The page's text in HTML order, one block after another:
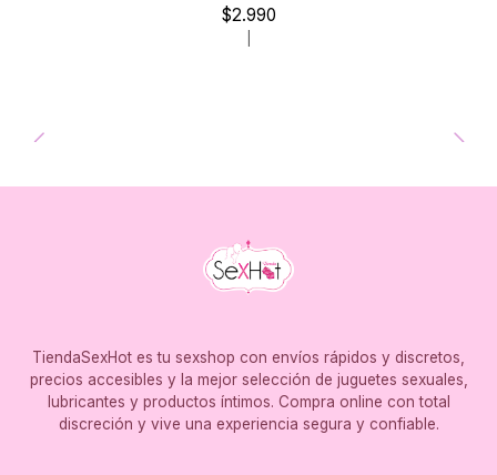
$2.990
TiendaSexHot es tu sexshop con envíos rápidos y discretos,
precios accesibles y la mejor selección de juguetes sexuales,
lubricantes y productos íntimos. Compra online con total
discreción y vive una experiencia segura y confiable.